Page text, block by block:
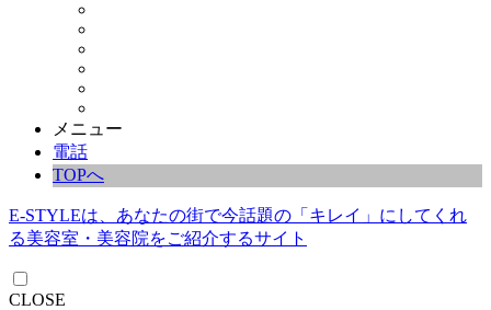
メニュー
電話
TOPへ
E-STYLEは、あなたの街で今話題の「キレイ」にしてくれ
る美容室・美容院をご紹介するサイト
CLOSE